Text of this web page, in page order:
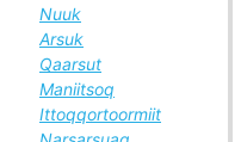
Nuuk
Arsuk
Qaarsut
Maniitsoq
Ittoqqortoormiit